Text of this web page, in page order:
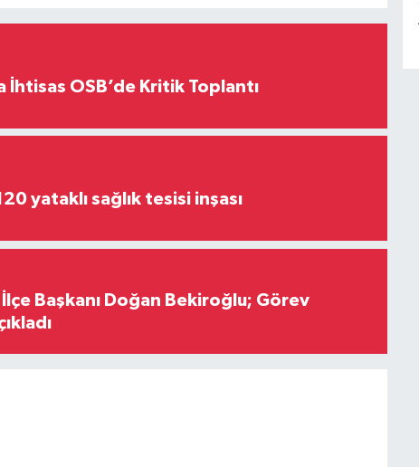
İhtisas OSB’de Kritik Toplantı
yataklı sağlık tesisi inşası
Başkanı Doğan Bekiroğlu; Görev